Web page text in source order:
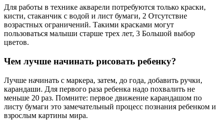
Для работы в технике акварели потребуются только краски,
кисти, стаканчик с водой и лист бумаги, 2 Отсутствие
возрастных ограничений. Такими красками могут
пользоваться малыши старше трех лет, 3 Большой выбор
цветов.
Чем лучше начинать рисовать ребенку?
Лучше начинать с маркера, затем, до года, добавить ручки,
карандаши. Для первого раза ребенка надо похвалить не
меньше 20 раз. Помните: первое движение карандашом по
листу бумаги это замечательный процесс познания ребенком и
взрослым картины мира.